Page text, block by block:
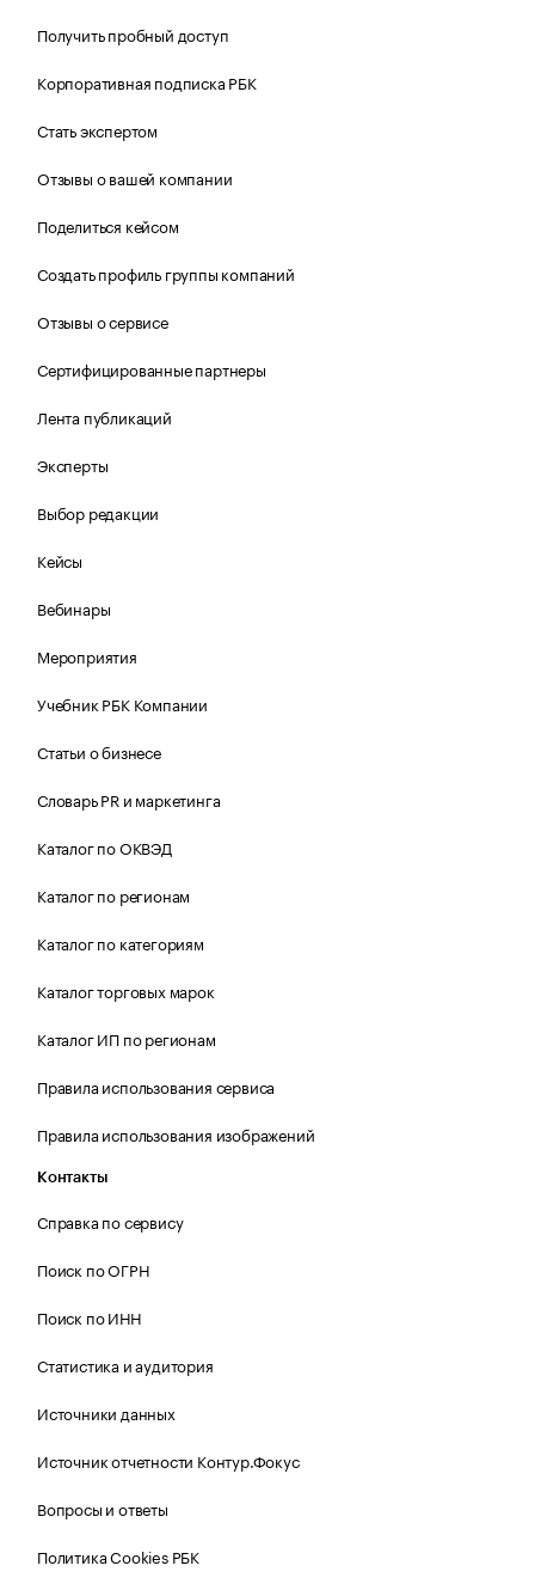
Получить пробный доступ
Корпоративная подписка РБК
Стать экспертом
Отзывы о вашей компании
Поделиться кейсом
Создать профиль группы компаний
Отзывы о сервисе
Сертифицированные партнеры
Лента публикаций
Эксперты
Выбор редакции
Кейсы
Вебинары
Мероприятия
Учебник РБК Компании
Статьи о бизнесе
Словарь PR и маркетинга
Каталог по ОКВЭД
Каталог по регионам
Каталог по категориям
Каталог торговых марок
Каталог ИП по регионам
Правила использования сервиса
Правила использования изображений
Контакты
Справка по сервису
Поиск по ОГРН
Поиск по ИНН
Статистика и аудитория
Источники данных
Источник отчетности Контур.Фокус
Вопросы и ответы
Политика Cookies РБК